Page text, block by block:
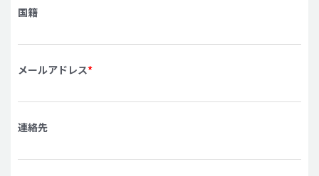
国籍
メールアドレス*
連絡先